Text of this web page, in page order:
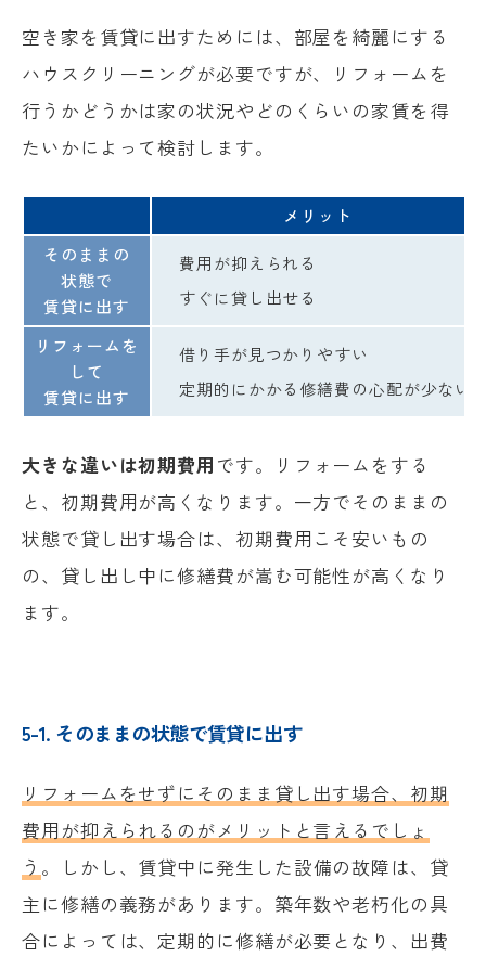
空き家を賃貸に出すためには、部屋を綺麗にする
ハウスクリーニングが必要ですが、リフォームを
行うかどうかは家の状況やどのくらいの家賃を得
たいかによって検討します。
メリット
そのままの
状態で
賃貸に出す
費用が抑えられる
すぐに貸し出せる
リフォームを
して
賃貸に出す
借り手が見つかりやすい
定期的にかかる修繕費の心配が少ない
大きな違いは初期費用 です。リフォームをする
と、初期費用が高くなります。一方でそのままの
状態で貸し出す場合は、初期費用こそ安いもの
の、貸し出し中に修繕費が嵩む可能性が高くなり
ます。
5-1. そのままの状態で賃貸に出す
リフォームをせずにそのまま貸し出す場合、初期
費用が抑えられるのがメリットと言えるでしょ
う 。しかし、賃貸中に発生した設備の故障は、貸
主に修繕の義務があります。築年数や老朽化の具
合によっては、定期的に修繕が必要となり、出費